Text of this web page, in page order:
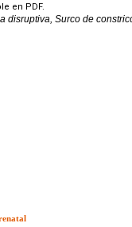
en PDF.
disruptiva, Surco de